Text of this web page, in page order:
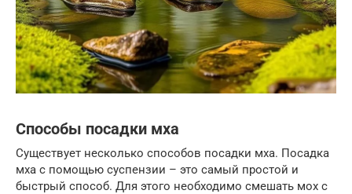
Способы посадки мха
Существует несколько способов посадки мха. Посадка
мха с помощью суспензии – это самый простой и
быстрый способ. Для этого необходимо смешать мох с